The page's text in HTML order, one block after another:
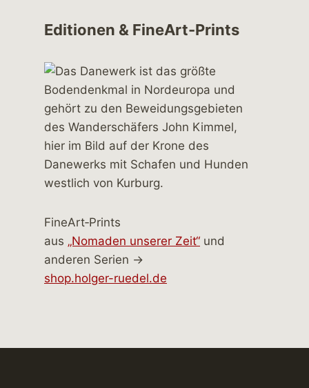
Editionen & FineArt-Prints
FineArt‑Prints
aus „Nomaden unserer Zeit“ und
anderen Serien →
shop.holger-ruedel.de